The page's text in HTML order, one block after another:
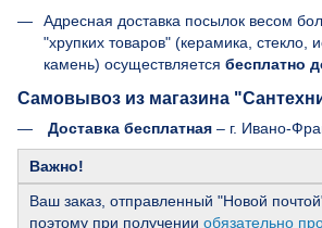
Адресная доставка посылок весом
"хрупких товаров" (керамика, стекло,
камень) осуществляется бесплатно
Самовывоз из магазина
Доставка бесплатная – г. Ивано-
Важно!
Ваш заказ, отправленный "Новой
поэтому при получении обязательно